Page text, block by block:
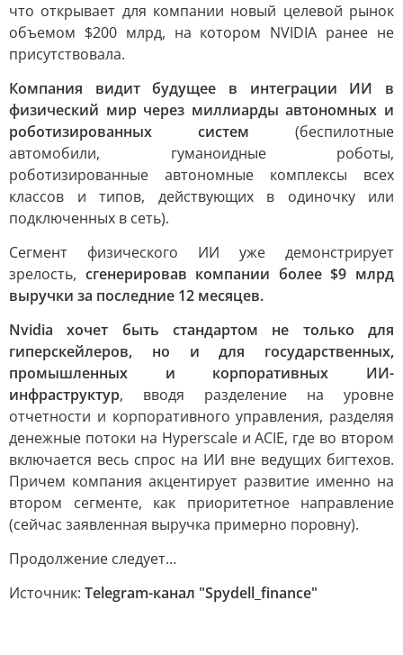
что открывает для компании новый целевой рынок
объемом $200 млрд, на котором NVIDIA ранее не
присутствовала.
Компания видит будущее в интеграции ИИ в
физический мир через миллиарды автономных и
роботизированных систем (беспилотные
автомобили, гуманоидные роботы,
роботизированные автономные комплексы всех
классов и типов, действующих в одиночку или
подключенных в сеть).
Сегмент физического ИИ уже демонстрирует
зрелость, сгенерировав компании более $9 млрд
выручки за последние 12 месяцев.
Nvidia хочет быть стандартом не только для
гиперскейлеров, но и для государственных,
промышленных и корпоративных ИИ-
инфраструктур, вводя разделение на уровне
отчетности и корпоративного управления, разделяя
денежные потоки на Hyperscale и ACIE, где во втором
включается весь спрос на ИИ вне ведущих бигтехов.
Причем компания акцентирует развитие именно на
втором сегменте, как приоритетное направление
(сейчас заявленная выручка примерно поровну).
Продолжение следует…
Источник: Telegram-канал "Spydell_finance"